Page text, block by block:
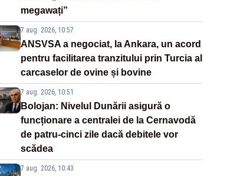
megawați”
7 aug. 2026, 10:57
ANSVSA a negociat, la Ankara, un acord
pentru facilitarea tranzitului prin Turcia al
carcaselor de ovine și bovine
7 aug. 2026, 10:51
Bolojan: Nivelul Dunării asigură o
funcționare a centralei de la Cernavodă
de patru-cinci zile dacă debitele vor
scădea
7 aug. 2026, 10:43